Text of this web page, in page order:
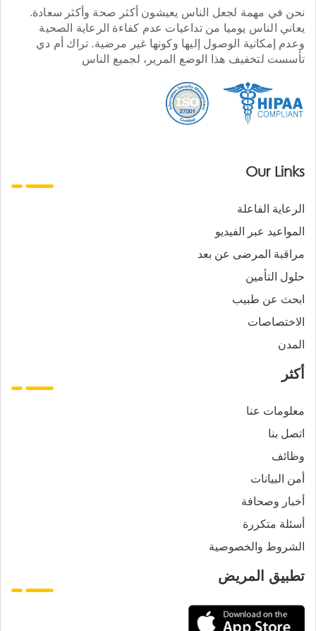
نحن في مهمة لجعل الناس يعيشون أكثر صحة وأكثر سعادة.
يعاني الناس يوميا من تداعيات عدم كفاءة الرعاية الصحية
وعدم إمكانية الوصول إليها وكونها غير مرضية. تراك أم دي
تأسست لتخفيف هذا الوضع المرير، لجميع الناس
Our Links
الرعاية الفاعلة
المواعيد عبر الفيديو
مراقبة المرضى عن بعد
حلول التأمين
ابحث عن طبيب
الاختصاصات
المدن
أكثر
معلومات عنا
اتصل بنا
وظائف
أمن البيانات
أخبار وصحافة
أسئلة متكررة
الشروط والخصوصية
تطبيق المريض